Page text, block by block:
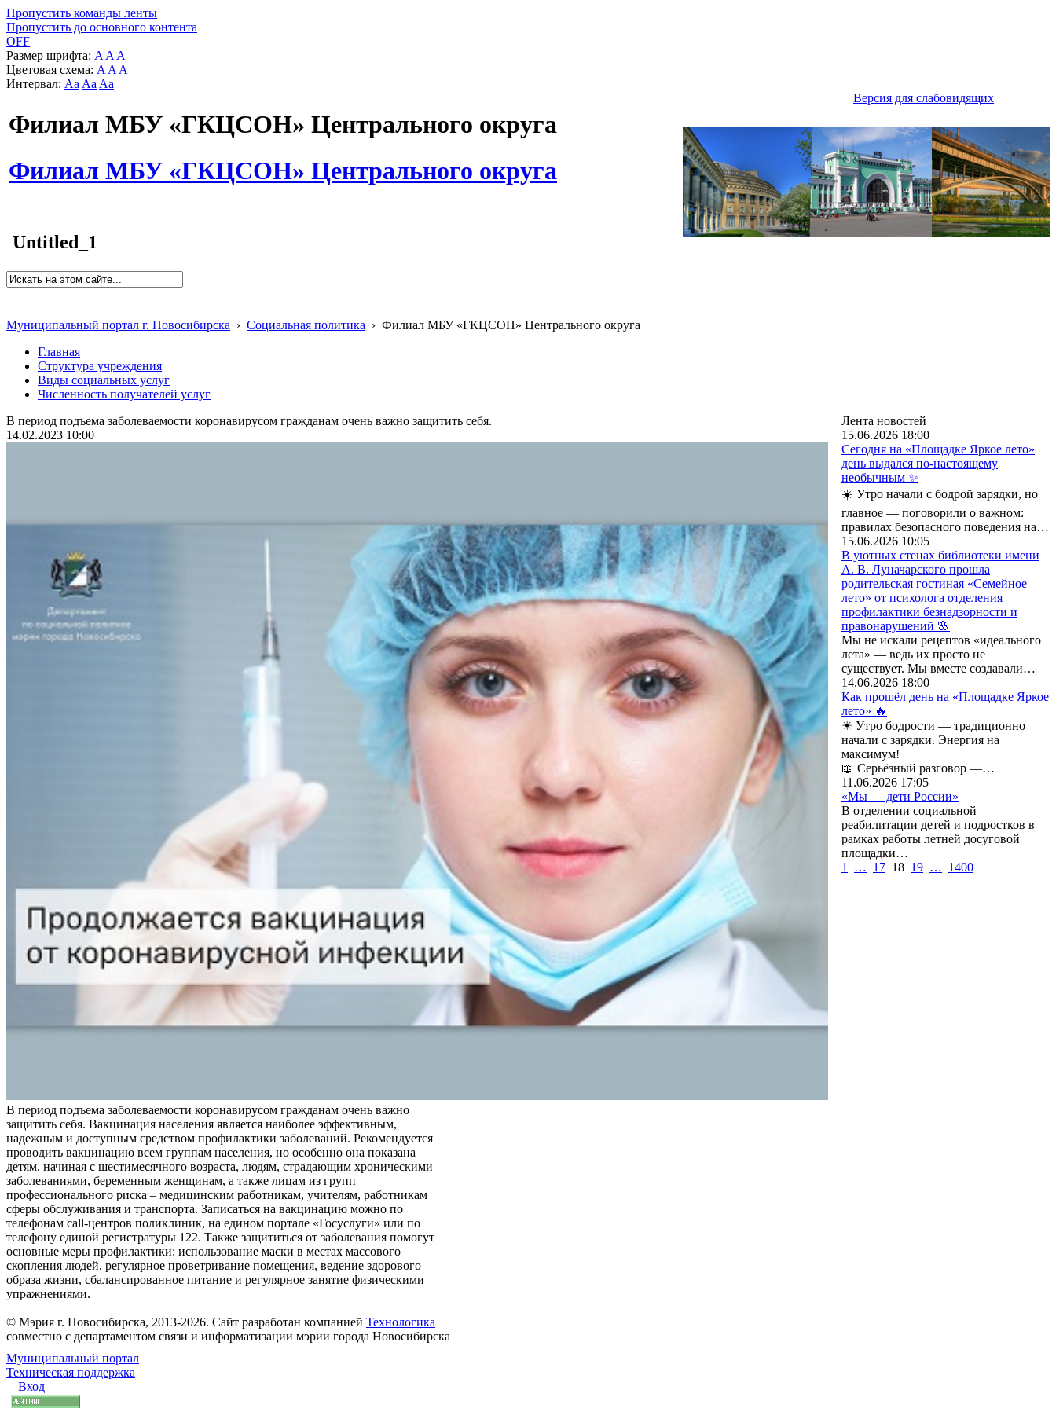
Пропустить команды ленты
Пропустить до основного контента
OFF
Размер шрифта: A A A
Цветовая схема: A A A
Интервал: Aa Aa Aa
Версия для слабовидящих
Филиал МБУ «ГКЦСОН» Центрального округа
Филиал МБУ «ГКЦСОН» Центрального округа
Untitled_1
Муниципальный портал г. Новосибирска › Социальная политика › Филиал МБУ «ГКЦСОН» Центрального округа
Главная
Структура учреждения
Виды социальных услуг
Численность получателей услуг
В период подъема заболеваемости коронавирусом гражданам очень важно защитить себя.
14.02.2023 10:00
В период подъема заболеваемости коронавирусом гражданам очень важно
защитить себя. Вакцинация населения является наиболее эффективным,
надежным и доступным средством профилактики заболеваний. Рекомендуется
проводить вакцинацию всем группам населения, но особенно она показана
детям, начиная с шестимесячного возраста, людям, страдающим хроническими
заболеваниями, беременным женщинам, а также лицам из групп
профессионального риска – медицинским работникам, учителям, работникам
сферы обслуживания и транспорта. Записаться на вакцинацию можно по
телефонам call-центров поликлиник, на едином портале «Госуслуги» или по
телефону единой регистратуры 122. Также защититься от заболевания помогут
основные меры профилактики: использование маски в местах массового
скопления людей, регулярное проветривание помещения, ведение здорового
образа жизни, сбалансированное питание и регулярное занятие физическими
упражнениями.
Лента новостей
15.06.2026 18:00
Сегодня на «Площадке Яркое лето»
день выдался по-настоящему
необычным ✨
☀️ Утро начали с бодрой зарядки, но
главное — поговорили о важном:
правилах безопасного поведения на…
15.06.2026 10:05
В уютных стенах библиотеки имени
А. В. Луначарского прошла
родительская гостиная «Семейное
лето» от психолога отделения
профилактики безнадзорности и
правонарушений 🌸
Мы не искали рецептов «идеального
лета» — ведь их просто не
существует. Мы вместе создавали…
14.06.2026 18:00
Как прошёл день на «Площадке Яркое
лето» 🔥
☀ Утро бодрости — традиционно
начали с зарядки. Энергия на
максимум!
📖 Серьёзный разговор —…
11.06.2026 17:05
«Мы — дети России»
В отделении социальной
реабилитации детей и подростков в
рамках работы летней досуговой
площадки…
1
… 17 18 19 … 1400
© Мэрия г. Новосибирска, 2013-2026. Сайт разработан компанией Технологика
совместно с департаментом связи и информатизации мэрии города Новосибирска
Муниципальный портал
Техническая поддержка
Вход